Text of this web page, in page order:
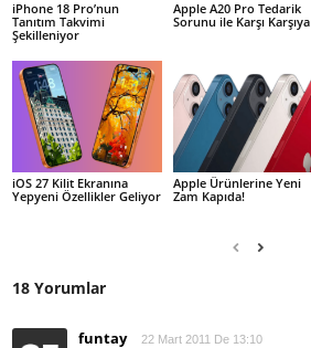
iPhone 18 Pro’nun
Tanıtım Takvimi
Şekilleniyor
Apple A20 Pro Tedarik
Sorunu ile Karşı Karşıya
iOS 27 Kilit Ekranına
Yepyeni Özellikler Geliyor
Apple Ürünlerine Yeni
Zam Kapıda!
18 Yorumlar
funtay 22 Mart 2011 De 13:10